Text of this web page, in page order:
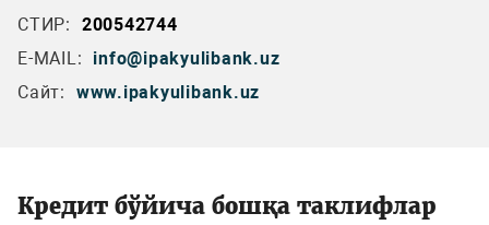
СТИР:
200542744
E-MAIL:
info@ipakyulibank.uz
Сайт:
www.ipakyulibank.uz
Кредит бўйича бошқа таклифлар